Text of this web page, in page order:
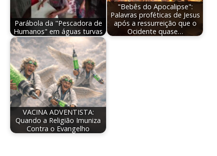
Parábola da "Pescadora de
Humanos" em águas turvas
"Bebês do Apocalipse":
Palavras proféticas de Jesus
após a ressurreição que o
Ocidente quase…
VACINA ADVENTISTA:
Quando a Religião Imuniza
Contra o Evangelho